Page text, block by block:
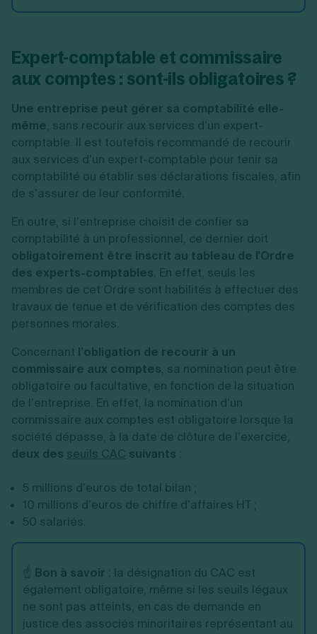
Expert-comptable et commissaire
aux comptes : sont-ils obligatoires ?
Une entreprise peut gérer sa comptabilité elle-
même, sans recourir aux services d’un expert-
comptable. Il est toutefois recommandé de recourir
aux services d’un expert-comptable pour tenir sa
comptabilité ou établir ses déclarations fiscales, afin
de s’assurer de leur conformité.
En outre, si l’entreprise choisit de confier sa
comptabilité à un professionnel, ce dernier doit
obligatoirement être inscrit au tableau de l'Ordre
des experts-comptables. En effet, seuls les
membres de cet Ordre sont habilités à effectuer des
travaux de tenue et de vérification des comptes des
personnes morales.
Concernant l’obligation de recourir à un
commissaire aux comptes, sa nomination peut être
obligatoire ou facultative, en fonction de la situation
de l’entreprise. En effet, la nomination d’un
commissaire aux comptes est obligatoire lorsque la
société dépasse, à la date de clôture de l’exercice,
deux des seuils CAC suivants :
5 millions d’euros de total bilan ;
10 millions d’euros de chiffre d’affaires HT ;
50 salariés.
☝️ Bon à savoir : la désignation du CAC est
également obligatoire, même si les seuils légaux
ne sont pas atteints, en cas de demande en
justice des associés minoritaires représentant au